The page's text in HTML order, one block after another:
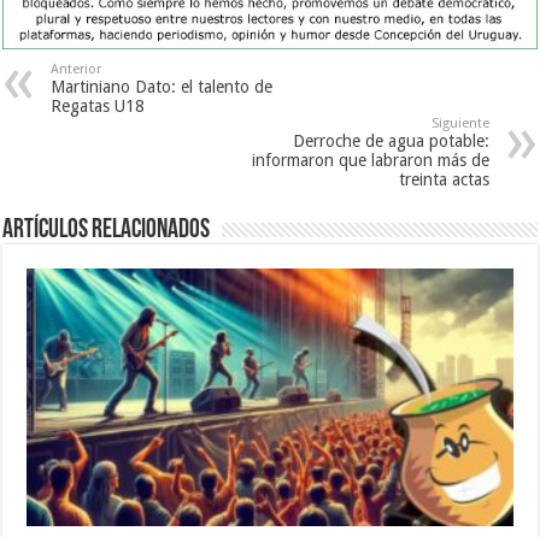
Anterior
Martiniano Dato: el talento de
Regatas U18
Siguiente
Derroche de agua potable:
informaron que labraron más de
treinta actas
Artículos Relacionados